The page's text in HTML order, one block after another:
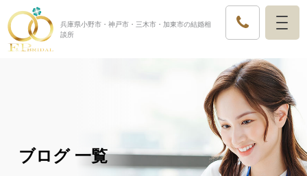
兵庫県小野市・神戸市・三木市・加東市の結婚相
談所
ブログ 一覧